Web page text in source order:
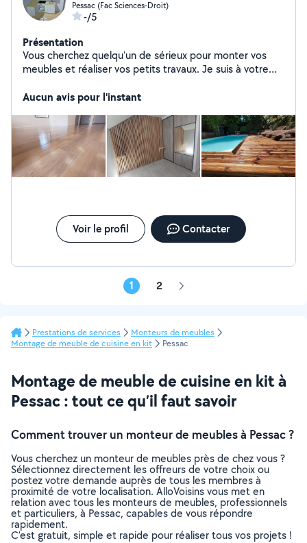
Pessac (Fac Sciences-Droit)
-/5
Présentation
Vous cherchez quelqu'un de sérieux pour monter vos
meubles et réaliser vos petits travaux. Je suis à votre
qualité. Montage et installation : cuisine lit armoire
intérieurs/extérieur :parquet bardage bois terrasse Petit
réparation: réglage des portes, poignée, tiroir réglage
des robinets et ampoule . Intervention rapide Travail
soigner Prix raisonnable Contacter -moi je réponds
rapidement.
Aucun avis pour l'instant
Voir le profil Contacter
1 2 Page
Prestations de services
Monteurs de meubles
Montage de meuble de cuisine en kit
Pessac
Montage de meuble de cuisine en kit à
Pessac : tout ce qu’il faut savoir
Comment trouver un monteur de meubles à Pessac ?
Vous cherchez un monteur de meubles près de chez vous ?
Sélectionnez directement les offreurs de votre choix ou
postez votre demande auprès de tous les membres à
proximité de votre localisation. AlloVoisins vous met en
relation avec tous les monteurs de meubles, professionnels
et particuliers, à Pessac, capables de vous répondre
rapidement.
C’est gratuit, simple et rapide pour réaliser tous vos projets !